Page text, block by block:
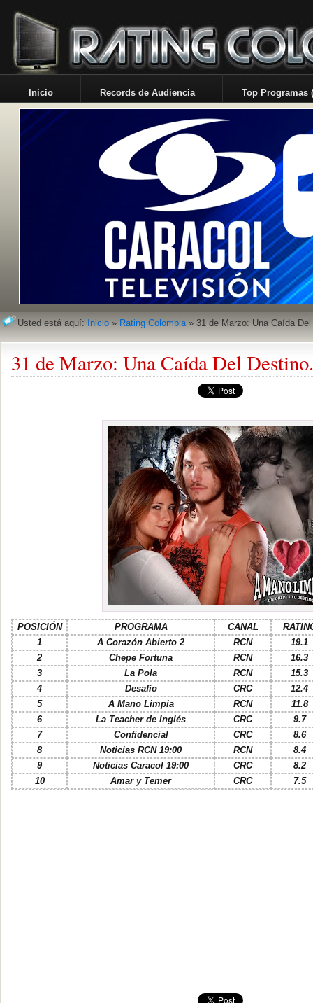
Inicio Records de Audiencia Top Programas
Usted está aquí: Inicio » Rating Colombia» 31 de Marzo: Una Caída
31 de Marzo: Una Caída Del Destino.
POSICIÓN PROGRAMA CANAL
1
A Corazón Abierto 2 RCN
19.1
2
Chepe Fortuna RCN
16.3
3
La Pola RCN
15.3
4
Desafío CRC
12.4
5
A Mano Limpia RCN
11.8
6
La Teacher de Inglés CRC
9.7
7
Confidencial CRC
8.6
8
Noticias RCN 19:00 RCN
8.4
9
Noticias Caracol 19:00 CRC
8.2
10
Amar y Temer CRC 7.5